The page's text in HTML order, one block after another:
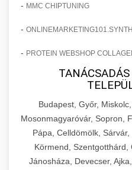
- MMC CHIPTUNING
-
- PROTEIN WEBSHOP
Budapest, Győr,
Mosonmagyaróvár, Sopron,
Pápa, Celldömölk,
Körmend, Szentgotthárd,
Jánosháza, Devecser,